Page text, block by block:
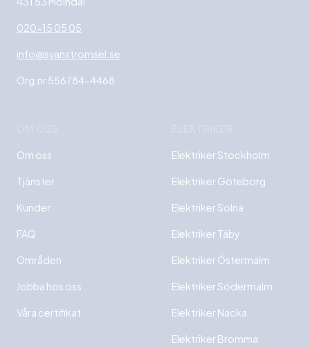
020-15 05 05
info@svanstromsel.se
Org.nr 556784-4468
Om oss
Tjänster
Kunder
FAQ
Områden
Jobba hos oss
Våra certifikat
Elektriker Stockholm
Elektriker Göteborg
Elektriker Solna
Elektriker Täby
Elektriker Östermalm
Elektriker Södermalm
Elektriker Nacka
Elektriker Bromma